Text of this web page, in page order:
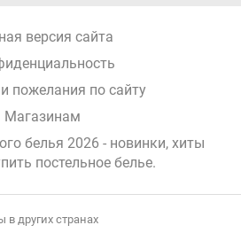
версия сайта
пожелания по сайту
Магазинам
белья 2026 - новинки, хиты
постельное белье.
в других странах